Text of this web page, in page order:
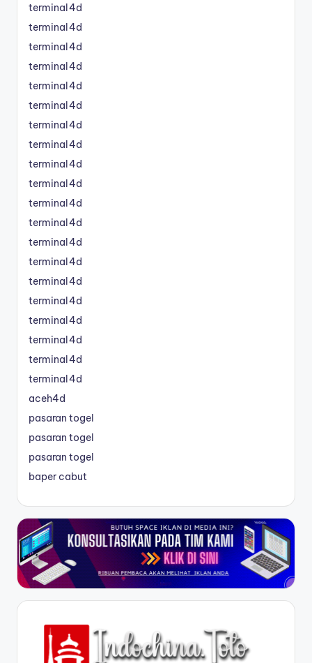
terminal4d
terminal4d
terminal4d
terminal4d
terminal4d
terminal4d
terminal4d
terminal4d
terminal4d
terminal4d
terminal4d
terminal4d
terminal4d
terminal4d
terminal4d
terminal4d
terminal4d
terminal4d
terminal4d
terminal4d
aceh4d
pasaran togel
pasaran togel
pasaran togel
baper cabut